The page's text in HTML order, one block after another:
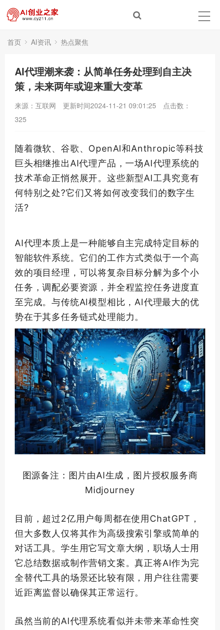
首页 AI资讯 热点聚焦
AI代理潮来袭：从简单任务处理到自主决
策，未来两年或迎来重大变革
来源：互联网 更新时间2024-11-21 09:01:25
点击数：
325
随着微软、谷歌、OpenAI和Anthropic等科技
巨头相继推出AI代理产品，一场AI代理系统的
技术革命正悄然展开。这些新型AI工具究竟有
何特别之处?它们又将如何改变我们的数字生
活?
AI代理本质上是一种能够自主完成特定目标的
智能软件系统。它们的工作方式类似于一个高
效的项目经理，可以将复杂目标分解为多个小
任务，调配必要资源，并全程监控任务进度直
至完成。与传统AI模型相比，AI代理最大的优
势在于其多任务链式处理能力。
图源备注：图片由AI生成，图片授权服务商
Midjourney
目前，超过2亿用户每周都在使用ChatGPT，
但大多数人仅将其作为高级搜索引擎或简单的
对话工具。学生用它写文章大纲，职场人士用
它总结数据或制作营销文案。真正将AI作为完
全替代工具的场景还比较有限，用户往往需要
近距离监督以确保其正常运行。
虽然当前的AI代理系统看似并未带来革命性突